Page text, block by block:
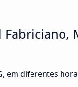
em diferentes